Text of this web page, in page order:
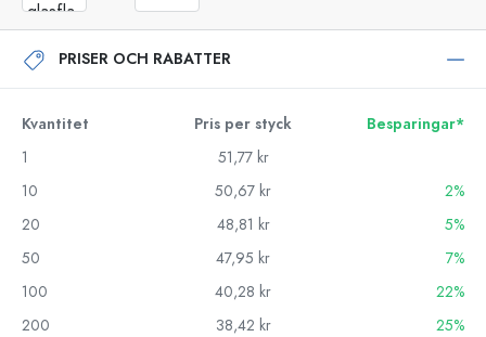
PRISER OCH RABATTER
Kvantitet Pris per styck
Besparingar*
1
51,77 kr
10
50,67 kr
2%
20
48,81 kr
5%
50
47,95 kr
7%
100
40,28 kr
22%
200
38,42 kr
25%